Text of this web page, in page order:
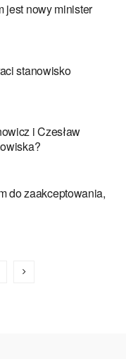
jest nowy minister
stanowisko
i Czesław
do zaakceptowania,